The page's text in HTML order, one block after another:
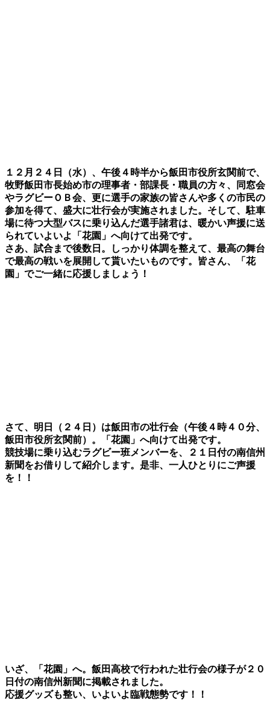
１２月２４日（水）、午後４時半から飯田市役所玄関前で、
牧野飯田市長始め市の理事者・部課長・職員の方々、同窓会
やラグビーＯＢ会、更に選手の家族の皆さんや多くの市民の
参加を得て、盛大に壮行会が実施されました。そして、駐車
場に待つ大型バスに乗り込んだ選手諸君は、暖かい声援に送
られていよいよ「花園」へ向けて出発です。
さあ、試合まで後数日。しっかり体調を整えて、最高の舞台
で最高の戦いを展開して貰いたいものです。皆さん、「花
園」でご一緒に応援しましょう！
さて、明日（２４日）は飯田市の壮行会（午後４時４０分、
飯田市役所玄関前）。「花園」へ向けて出発です。
競技場に乗り込むラグビー班メンバーを、２１日付の南信州
新聞をお借りして紹介します。是非、一人ひとりにご声援
を！！
いざ、「花園」へ。飯田高校で行われた壮行会の様子が２０
日付の南信州新聞に掲載されました。
応援グッズも整い、いよいよ臨戦態勢です！！